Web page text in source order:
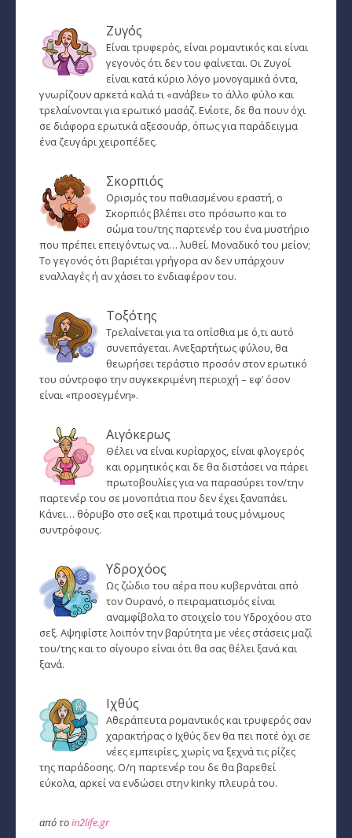
Ζυγός
Είναι τρυφερός, είναι ρομαντικός και είναι
γεγονός ότι δεν του φαίνεται. Οι Ζυγοί
είναι κατά κύριο λόγο μονογαμικά όντα,
γνωρίζουν αρκετά καλά τι «ανάβει» το άλλο φύλο και
τρελαίνονται για ερωτικό μασάζ. Ενίοτε, δε θα πουν όχι
σε διάφορα ερωτικά αξεσουάρ, όπως για παράδειγμα
ένα ζευγάρι χειροπέδες.
Σκορπιός
Ορισμός του παθιασμένου εραστή, ο
Σκορπιός βλέπει στο πρόσωπο και το
σώμα του/της παρτενέρ του ένα μυστήριο
που πρέπει επειγόντως να… λυθεί. Μοναδικό του μείον;
Το γεγονός ότι βαριέται γρήγορα αν δεν υπάρχουν
εναλλαγές ή αν χάσει το ενδιαφέρον του.
Τοξότης
Τρελαίνεται για τα οπίσθια με ό,τι αυτό
συνεπάγεται. Ανεξαρτήτως φύλου, θα
θεωρήσει τεράστιο προσόν στον ερωτικό
του σύντροφο την συγκεκριμένη περιοχή – εφ’ όσον
είναι «προσεγμένη».
Αιγόκερως
Θέλει να είναι κυρίαρχος, είναι φλογερός
και ορμητικός και δε θα διστάσει να πάρει
πρωτοβουλίες για να παρασύρει τον/την
παρτενέρ του σε μονοπάτια που δεν έχει ξαναπάει.
Κάνει… θόρυβο στο σεξ και προτιμά τους μόνιμους
συντρόφους.
Υδροχόος
Ως ζώδιο του αέρα που κυβερνάται από
τον Ουρανό, ο πειραματισμός είναι
αναμφίβολα το στοιχείο του Υδροχόου στο
σεξ. Αψηφίστε λοιπόν την βαρύτητα με νέες στάσεις μαζί
του/της και το σίγουρο είναι ότι θα σας θέλει ξανά και
ξανά.
Ιχθύς
Αθεράπευτα ρομαντικός και τρυφερός σαν
χαρακτήρας ο Ιχθύς δεν θα πει ποτέ όχι σε
νέες εμπειρίες, χωρίς να ξεχνά τις ρίζες
της παράδοσης. Ο/η παρτενέρ του δε θα βαρεθεί
εύκολα, αρκεί να ενδώσει στην kinky πλευρά του.
από τοin2life.gr